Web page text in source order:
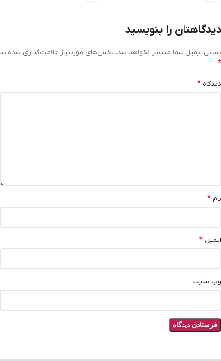
دیدگاهتان را بنویسید
نشانی ایمیل شما منتشر نخواهد شد. بخش‌های موردنیاز علامت‌گذاری شده‌اند
*
دیدگاه *
نام *
ایمیل *
وب‌ سایت